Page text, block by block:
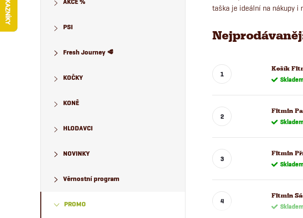
PSI
Fresh Journey 🥩
KOČKY
KONĚ
HLODAVCI
NOVINKY
Věrnostní program
PROMO
taška je ideální na nákupy i
Košík
Fitmin
Fitmin
Fitmin